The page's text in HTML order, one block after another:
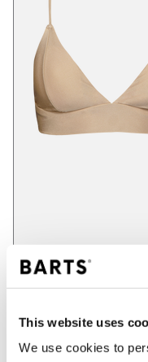
This website uses
We use cookies to